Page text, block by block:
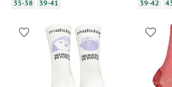
erforderlich und gilt, bis sie widerrufen
Drittanbieter erteilen und jederzeit für
35-38 39-41 39-42